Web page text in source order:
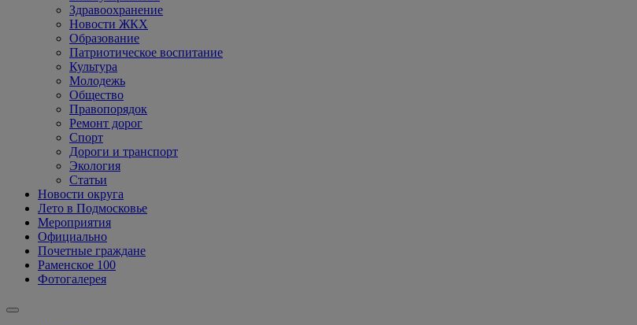
Здравоохранение
Новости ЖКХ
Образование
Патриотическое воспитание
Культура
Молодежь
Общество
Правопорядок
Ремонт дорог
Спорт
Дороги и транспорт
Экология
Статьи
Новости округа
Лето в Подмосковье
Мероприятия
Официально
Почетные граждане
Раменское 100
Фотогалерея